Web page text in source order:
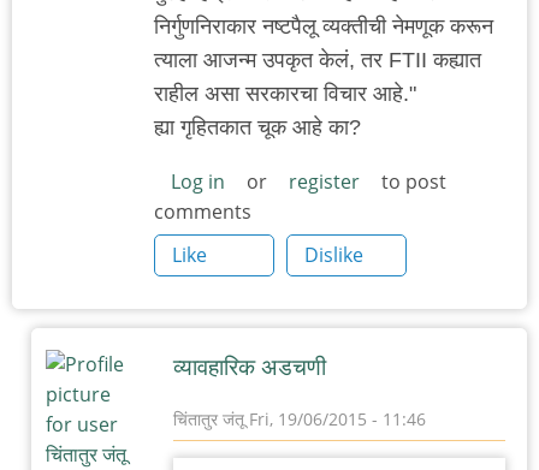
निर्गुणनिराकार नष्टपैलू व्यक्तीची नेमणूक करून
त्याला आजन्म उपकृत केलं, तर FTII कह्यात
राहील असा सरकारचा विचार आहे."
ह्या गृहितकात चूक आहे का?
Log in or register
to post
comments
Like
Dislike
व्यावहारिक अडचणी
चिंतातुर जंतूFri, 19/06/2015 - 11:46